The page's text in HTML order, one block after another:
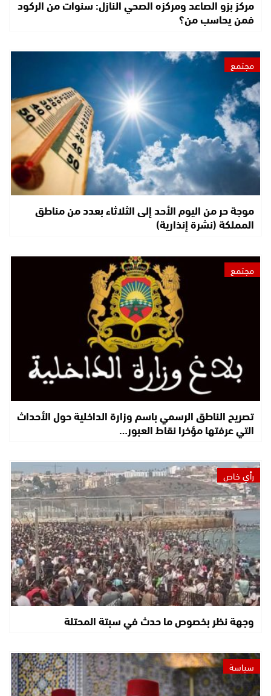
مركز بزو الصاعد ومركزه الصحي النازل: سنوات من الركود
فمن يحاسب من؟
مجتمع
موجة حر من اليوم الأحد إلى الثلاثاء بعدد من مناطق
المملكة (نشرة إنذارية)
مجتمع
تصريح الناطق الرسمي باسم وزارة الداخلية حول الأحداث
التي عرفتها مؤخرا نقاط العبور…
رأي خاص
وجهة نظر بخصوص ما حدث في سبتة المحتلة
سياسة